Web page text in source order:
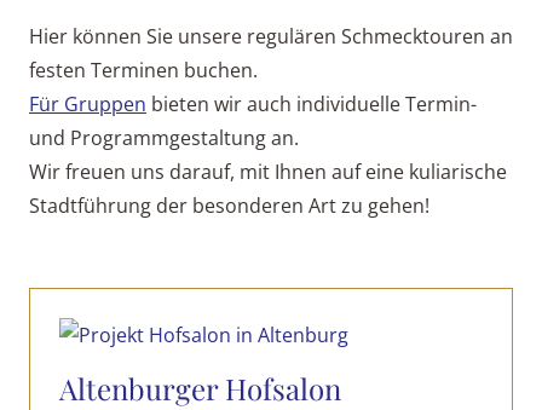
Hier können Sie unsere regulären Schmecktouren an
festen Terminen buchen.
Für Gruppen bieten wir auch individuelle Termin-
und Programmgestaltung an.
Wir freuen uns darauf, mit Ihnen auf eine kuliarische
Stadtführung der besonderen Art zu gehen!
Altenburger Hofsalon